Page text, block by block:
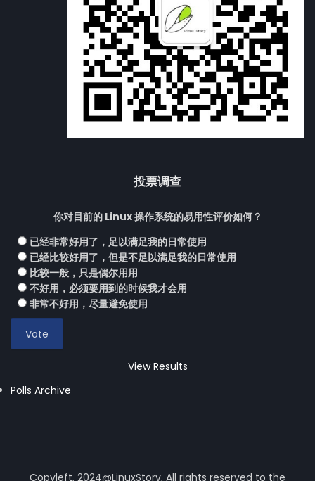
投票调查
你对目前的 Linux 操作系统的易用性评价如何？
已经非常好用了，足以满足我的日常使用
已经比较好用了，但是不足以满足我的日常使用
比较一般，只是偶尔用用
不好用，必须要用到的时候我才会用
非常不好用，尽量避免使用
View Results
Polls Archive
Copyleft, 2024@LinuxStory, All rights reserved to the